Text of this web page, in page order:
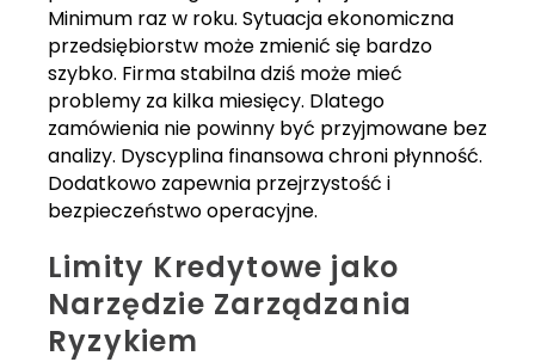
Minimum raz w roku. Sytuacja ekonomiczna
przedsiębiorstw może zmienić się bardzo
szybko. Firma stabilna dziś może mieć
problemy za kilka miesięcy. Dlatego
zamówienia nie powinny być przyjmowane bez
analizy. Dyscyplina finansowa chroni płynność.
Dodatkowo zapewnia przejrzystość i
bezpieczeństwo operacyjne.
Limity Kredytowe jako
Narzędzie Zarządzania
Ryzykiem